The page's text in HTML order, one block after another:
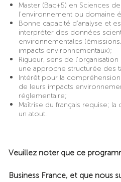
Master (Bac+5) en Sciences
l’environnement ou domaine
Bonne capacité d’analyse et
interpréter des données
environnementales
impacts environnementaux);
Rigueur, sens de
une approche structurée des
Intérêt pour la
de leurs impacts
réglementaire;
Maîtrise du français requise; la
un atout.
Veuillez noter que ce
Business France, et que nous